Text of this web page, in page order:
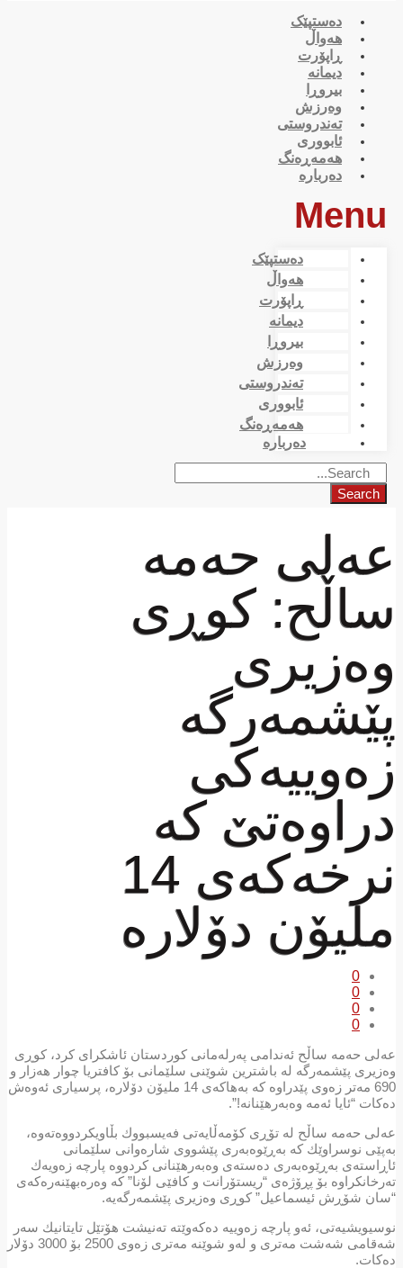
دەستپێک
هەواڵ
ڕاپۆرت
دیمانە
بیروڕا
وەرزش
تەندروستی
ئابووری
هەمەڕەنگ
دەربارە
Menu
دەستپێک
هەواڵ
ڕاپۆرت
دیمانە
بیروڕا
وەرزش
تەندروستی
ئابووری
هەمەڕەنگ
دەربارە
Search
عەلی حەمە
ساڵح: كوڕی
وەزیری
پێشمەرگە
زەوییەكی
دراوەتێ‌ كە
نرخەكەی 14
ملیۆن دۆلارە
0
0
0
0
عەلی حەمە ساڵح ئەندامی پەرلەمانی كوردستان ئاشكرای كرد، كوڕی
وەزیری پێشمەرگە لە باشترین شوێنی سلێمانی بۆ كافتریا چوار هەزار و
690 مەتر زەوی پێدراوە كە بەهاكەی 14 ملیۆن دۆلارە، پرسیاری ئەوەش
دەكات “ئایا ئەمە وەبەرهێنانە!”.
عەلی حەمە ساڵح لە تۆڕی كۆمەڵایەتی فەیسبووك بڵاویكردووەتەوە،
بەپێی نوسراوێك كە بەڕێوەبەری پێشووی شارەوانی سلێمانی
ئاڕاستەی بەڕێوەبەری دەستەی وەبەرهێنانی كردووە پارچە زەویەك
تەرخانكراوە بۆ پڕۆژەی “ریستۆرانت و كافێی لۆنا” كە وەرەبهێنەرەكەی
“سان شۆڕش ئیسماعیل” كوڕی وەزیری پێشمەرگەیە.
نوسیویشیەتی، ئەو پارچە زەوییە دەكەوێتە تەنیشت هۆتێل تایتانیك سەر
شەقامی شەشت مەتری و لەو شوێنە مەتری زەوی 2500 بۆ 3000 دۆلار
دەكات.